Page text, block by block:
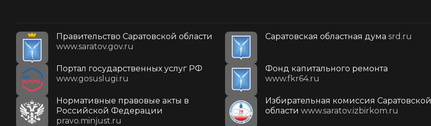
Правительство Саратовской области
www.saratov.gov.ru
Саратовская областная дума srd.ru
Портал государственных услуг РФ
www.gosuslugi.ru
Фонд капитального ремонта
www.fkr64.ru
Нормативные правовые акты в
Российской Федерации
pravo.minjust.ru
Избирательная комиссия Саратовской
области www.saratov.izbirkom.ru